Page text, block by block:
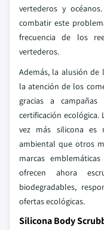
vertederos y
combatir este
frecuencia de los
vertederos.
Además, la alusión de
la atención de los
gracias a
certificación ecológica.
vez más silicona es
ambiental que otros
marcas
ofrecen ahora
biodegradables,
ofertas ecológicas.
Silicona Body